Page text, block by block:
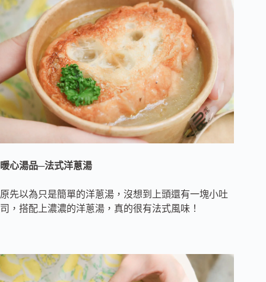
暖心湯品─法式洋蔥湯
原先以為只是簡單的洋蔥湯，沒想到上頭還有一塊小吐
司，搭配上濃濃的洋蔥湯，真的很有法式風味！